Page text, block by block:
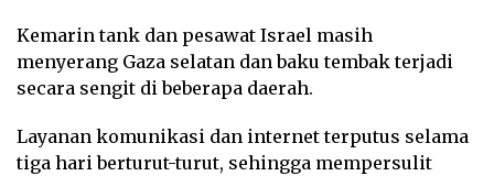
Kemarin tank dan pesawat Israel masih
menyerang Gaza selatan dan baku tembak terjadi
secara sengit di beberapa daerah.
Layanan komunikasi dan internet terputus selama
tiga hari berturut-turut, sehingga mempersulit